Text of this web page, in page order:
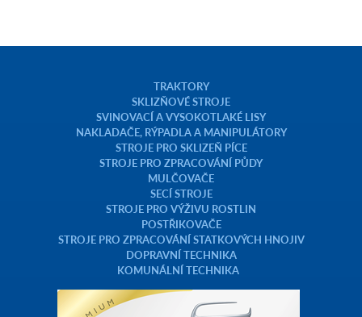
TRAKTORY
SKLIZŇOVÉ STROJE
SVINOVACÍ A VYSOKOTLAKÉ LISY
NAKLADAČE, RÝPADLA A MANIPULÁTORY
STROJE PRO SKLIZEŇ PÍCE
STROJE PRO ZPRACOVÁNÍ PŮDY
MULČOVAČE
SECÍ STROJE
STROJE PRO VÝŽIVU ROSTLIN
POSTŘIKOVAČE
STROJE PRO ZPRACOVÁNÍ STATKOVÝCH HNOJIV
DOPRAVNÍ TECHNIKA
KOMUNÁLNÍ TECHNIKA